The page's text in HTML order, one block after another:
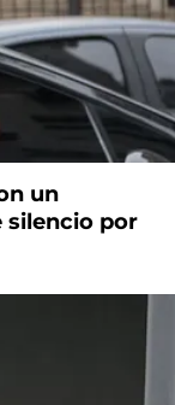
un
silencio por